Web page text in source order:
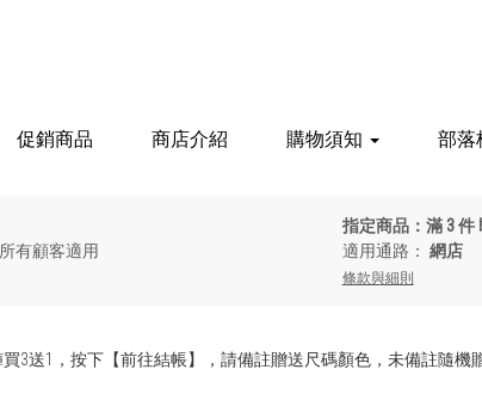
促銷商品 商店介紹 購物須知 部落
所有顧客適用
指定商品：滿 3 件
適用通路： 網店
條款與細則
3送1，按下【前往結帳】，請備註贈送尺碼顏色，未備註隨機